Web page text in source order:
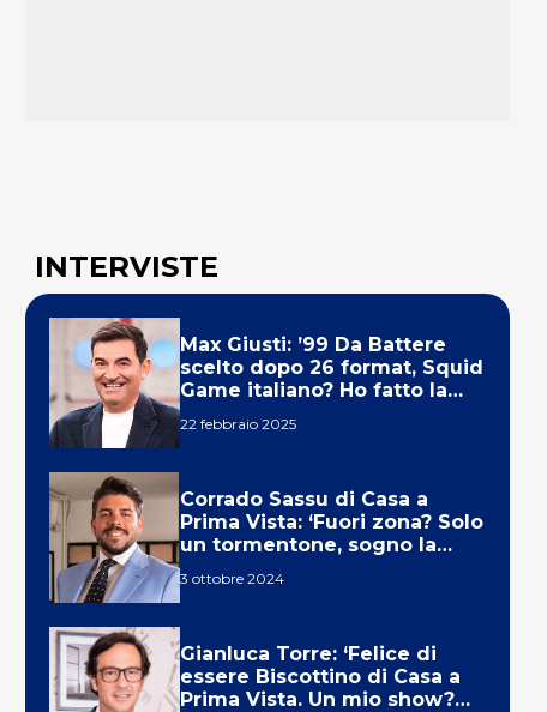
INTERVISTE
Max Giusti: ’99 Da Battere
scelto dopo 26 format, Squid
Game italiano? Ho fatto la
22 febbraio 2025
Corrado Sassu di Casa a
Prima Vista: ‘Fuori zona? Solo
un tormentone, sogno la
3 ottobre 2024
Gianluca Torre: ‘Felice di
essere Biscottino di Casa a
Prima Vista. Un mio show?